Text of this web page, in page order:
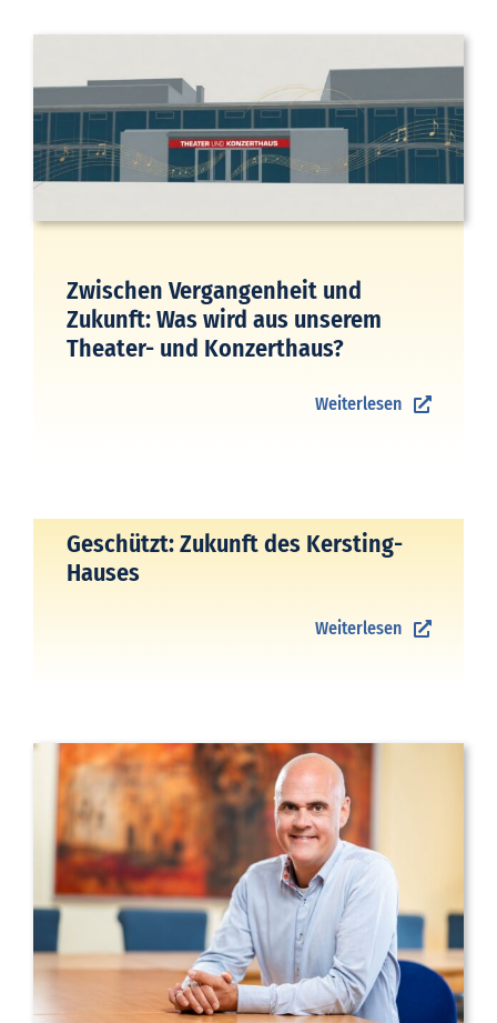
Zwischen Vergangenheit und
Zukunft: Was wird aus unserem
Theater- und Konzerthaus?
Weiterlesen
Geschützt: Zukunft des Kersting-
Hauses
Weiterlesen